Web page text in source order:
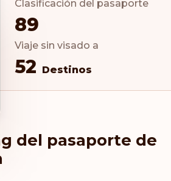
Clasificación del pasaporte
89
Viaje sin visado a
52 Destinos
del pasaporte de